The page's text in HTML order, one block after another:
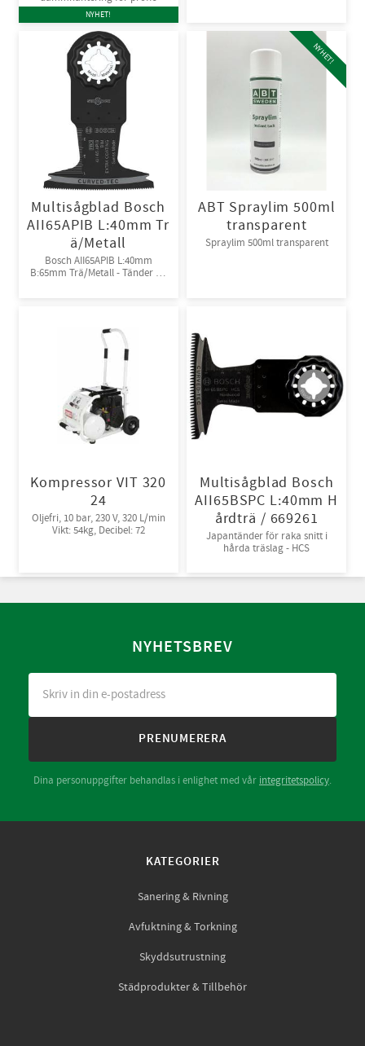
NYHET!
Multisågblad Bosch
AII65APIB L:40mm Tr
ä/Metall
Bosch AII65APIB L:40mm
B:65mm Trä/Metall - Tänder av
ABT Spraylim 500ml
transparent
Spraylim 500ml transparent
NYHET!
Kompressor VIT 320
24
Oljefri, 10 bar, 230 V, 320 L/min
Vikt: 54kg, Decibel: 72
Multisågblad Bosch
AII65BSPC L:40mm H
årdträ / 669261
Japantänder för raka snitt i
hårda träslag - HCS
NYHETSBREV
PRENUMERERA
Dina personuppgifter behandlas i enlighet med vår integritetspolicy.
KATEGORIER
Sanering & Rivning
Avfuktning & Torkning
Skyddsutrustning
Städprodukter & Tillbehör